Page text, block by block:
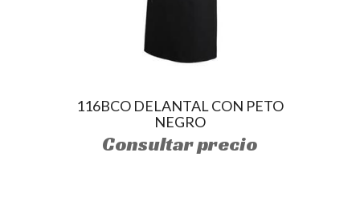
116BCO DELANTAL CON PETO
NEGRO
Consultar precio